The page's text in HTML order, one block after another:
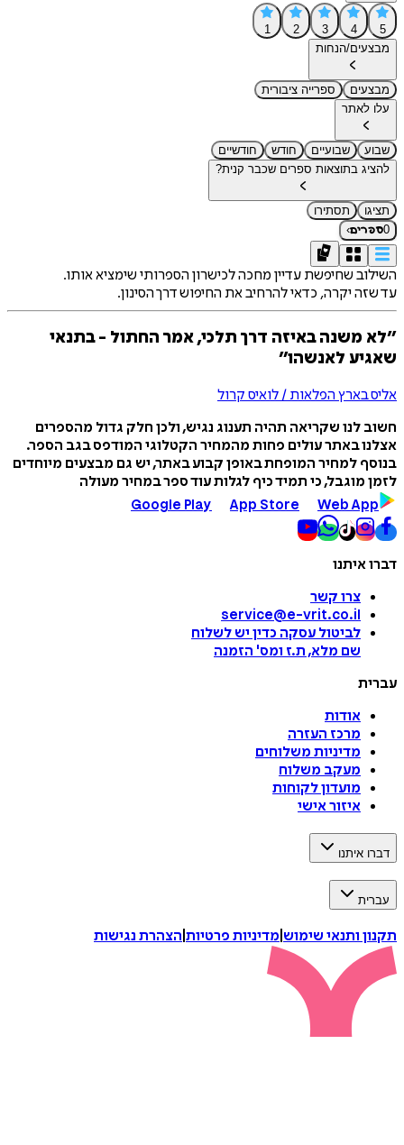
5
4
3
2
1
מבצעים/הנחות
מבצעים
ספרייה ציבורית
עלו לאתר
שבוע שבועיים חודש
חודשיים
להציג בתוצאות ספרים שכבר קנית?
תציגו
תסתירו
0ספרים›
השילוב שחיפשת עדיין מחכה לכישרון הספרותי שימציא אותו.
עד שזה יקרה, כדאי להרחיב את החיפוש דרך הסינון.
״לא משנה באיזה דרך תלכי, אמר החתול - בתנאי
שאגיע לאנשהו״
אליס בארץ הפלאות / לואיס קרול
חשוב לנו שקריאה תהיה תענוג נגיש, ולכן חלק גדול מהספרים
אצלנו באתר עולים פחות מהמחיר הקטלוגי המודפס בגב הספר.
בנוסף למחיר המופחת באופן קבוע באתר, יש גם מבצעים מיוחדים
לזמן מוגבל, כי תמיד כיף לגלות עוד ספר במחיר מעולה
Google Play
App Store Web App
דברו איתנו
צרו קשר
service@e-vrit.co.il
לביטול עסקה כדין יש לשלוח
שם מלא, ת.ז ומס' הזמנה
עברית
אודות
מרכז העזרה
מדיניות משלוחים
מעקב משלוח
מועדון לקוחות
איזור אישי
דברו איתנו
עברית
תקנון ותנאי שימוש מדיניות פרטיות הצהרת נגישות